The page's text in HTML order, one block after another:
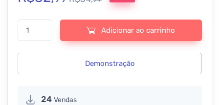
Master Slider – Advanced WordPress Slider Plugin - v3.7.15
Adicionar ao carrinho
Demonstração
24 Vendas